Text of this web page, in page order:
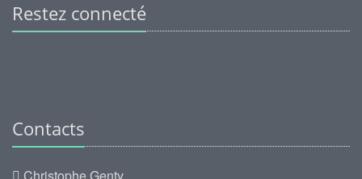
Restez connecté
Contacts